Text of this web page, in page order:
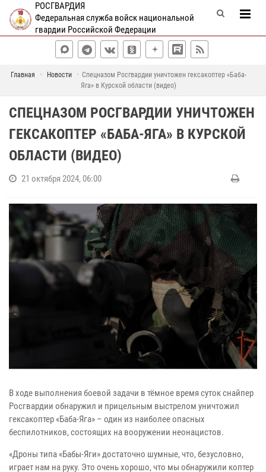
РОСГВАРДИЯ
Федеральная служба войск национальной
гвардии Российской Федерации
Главная Новости
Спецназом Росгвардии уничтожен гексакоптер «Баба-
Яга» в Курской области (видео)
СПЕЦНАЗОМ РОСГВАРДИИ УНИЧТОЖЕН
ГЕКСАКОПТЕР «БАБА-ЯГА» В КУРСКОЙ
ОБЛАСТИ (ВИДЕО)
21 октября 2024, 06:00
В ходе выполнения боевой задачи в тёмное время суток снайпер
Росгвардии обнаружил и прицельным выстрелом уничтожил
гексакоптер «Баба-Яга» – один из наиболее опасных
беспилотников, состоящих на вооружении неонацистов.
«Дроны типа «Бабы-Яги» достаточно шумные, что, безусловно,
играет нам на руку. Это очень хорошо, что мы обнаружили коптер